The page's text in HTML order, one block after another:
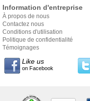
Information d'entreprise
À propos de nous
Contactez nous
Conditions d'utilisation
Politique de confidentialité
Témoignages
Like us
on Facebook